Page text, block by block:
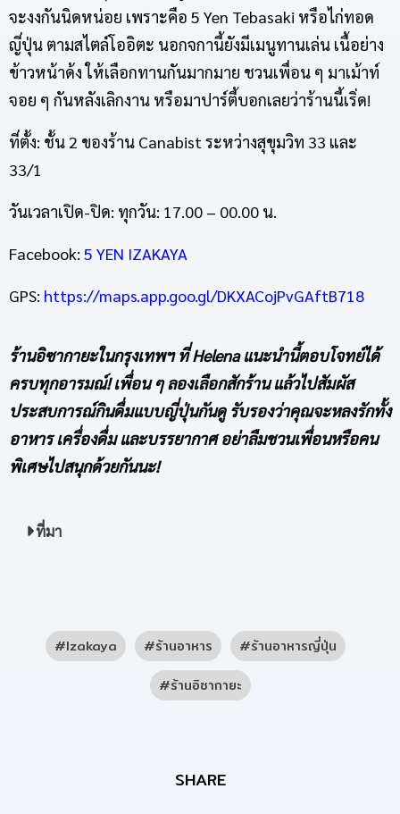
จะงงกันนิดหน่อย เพราะคือ 5 Yen Tebasaki หรือไก่ทอด
ญี่ปุ่น ตามสไตล์โออิตะ นอกจกานี้ยังมีเมนูทานเล่น เนื้อย่าง
ข้าวหน้าด้ง ให้เลือกทานกันมากมาย ชวนเพื่อน ๆ มาเม้าท์
จอย ๆ กันหลังเลิกงาน หรือมาปาร์ตี้บอกเลยว่าร้านนี้เริ่ด!
ที่ตั้ง: ชั้น 2 ของร้าน Canabist ระหว่างสุขุมวิท 33 และ
33/1
วันเวลาเปิด-ปิด: ทุกวัน: 17.00 – 00.00 น.
Facebook: 5 YEN IZAKAYA
GPS: https://maps.app.goo.gl/DKXACojPvGAftB718
ร้านอิซากายะในกรุงเทพฯ ที่Helenaแนะนำนี้ตอบโจทย์ได้
ครบทุกอารมณ์! เพื่อน ๆ ลองเลือกสักร้าน แล้วไปสัมผัส
ประสบการณ์กินดื่มแบบญี่ปุ่นกันดู รับรองว่าคุณจะหลงรักทั้ง
อาหาร เครื่องดื่ม และบรรยากาศ อย่าลืมชวนเพื่อนหรือคน
พิเศษไปสนุกด้วยกันนะ!
ที่มา
Izakaya ร้านอาหาร
ร้านอาหารญี่ปุ่น
ร้านอิซากายะ
SHARE